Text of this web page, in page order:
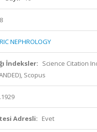
NEPHROLOGY
İndeksler: Science Citation
Scopus
Adresli: Evet